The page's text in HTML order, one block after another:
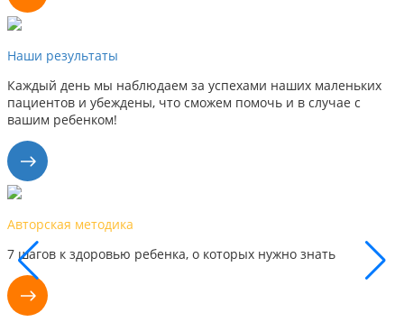
Наши результаты
Каждый день мы наблюдаем за успехами наших маленьких
пациентов и убеждены, что сможем помочь и в случае с
вашим ребенком!
Наши результаты
Каждый день мы видим успехи наших маленьких пациентов,
поэтому уверены, что сможем помочь и вам